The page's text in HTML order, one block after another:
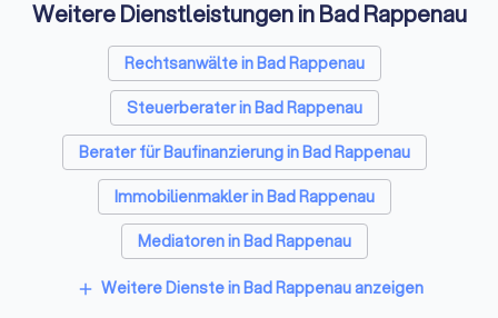
kostenlose Erstgespräche, um Ihnen die Vorzüge einer
verdeutlichen. Vergleichen Sie die Spezialisten für
Finanzfragen mit wenigen Klicks und wählen Sie den besten
Finanzberater in Bad Rappenau.
Weitere Dienstleistungen in Bad Rappenau
Rechtsanwälte in Bad Rappenau
Steuerberater in Bad Rappenau
Berater für Baufinanzierung in Bad Rappenau
Immobilienmakler in Bad Rappenau
Mediatoren in Bad Rappenau
Energieberater in Bad Rappenau
add Weitere Dienste in Bad Rappenau anzeigen